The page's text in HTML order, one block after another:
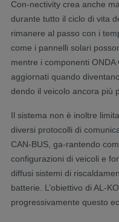
Con-nectivity crea anche
durante tutto il ciclo di vita
rimanere al passo con i
come i pannelli solari
mentre i componenti
aggiornati quando
dendo il veicolo ancora più
Il sistema non è inoltre
diversi protocolli di
CAN-BUS, ga-rantendo
configurazioni di veicoli e
diffusi sistemi di
batterie. L’obiettivo di AL-
progressivamente questo